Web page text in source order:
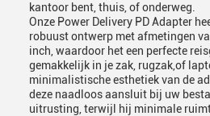
kantoor bent, thuis, of onderweg.
Onze Power Delivery PD Adapter
robuust ontwerp met afmetingen
inch, waardoor het een perfecte
gemakkelijk in je zak, rugzak,of
minimalistische esthetiek van de
deze naadloos aansluit bij uw
uitrusting, terwijl hij minimale